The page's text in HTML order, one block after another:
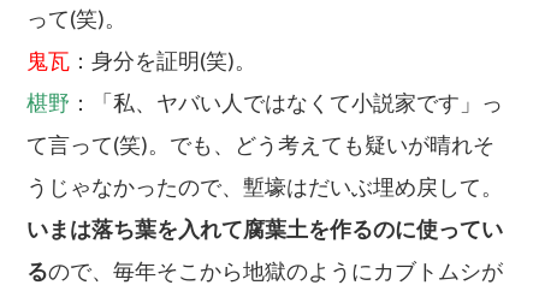
って(笑)。
鬼瓦 ：身分を証明(笑)。
椹野 ：「私、ヤバい人ではなくて小説家です」っ
て言って(笑)。でも、どう考えても疑いが晴れそ
うじゃなかったので、塹壕はだいぶ埋め戻して。
いまは落ち葉を入れて腐葉土を作るのに使ってい
るので、毎年そこから地獄のようにカブトムシが